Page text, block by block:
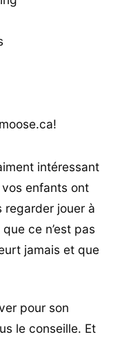
intéressant
vos enfants ont
regarder jouer à
ce n’est pas
jamais et que
pour son
le conseille. Et